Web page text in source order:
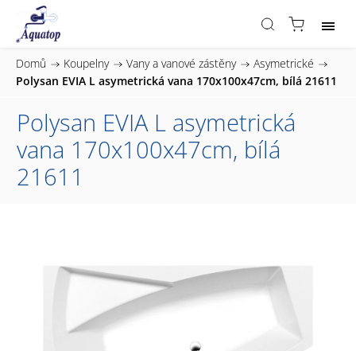
Domů / Koupelny / Vany a vanové zástěny / Asymetrické /
Polysan EVIA L asymetrická vana 170x100x47cm, bílá 21611
Polysan EVIA L asymetrická
vana 170x100x47cm, bílá
21611